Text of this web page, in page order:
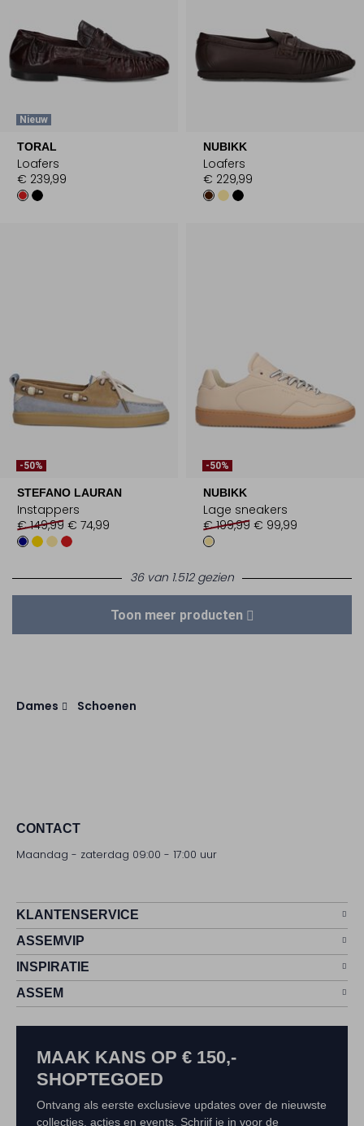
Nieuw
TORAL
Loafers
€ 239,99
NUBIKK
Loafers
€ 229,99
-50%
STEFANO LAURAN
Instappers
€ 149,99 € 74,99
-50%
NUBIKK
Lage sneakers
€ 199,99 € 99,99
36 van 1.512 gezien
Toon meer producten
Dames Schoenen
CONTACT
Maandag - zaterdag 09:00 - 17:00 uur
KLANTENSERVICE
ASSEMVIP
INSPIRATIE
ASSEM
MAAK KANS OP € 150,-
SHOPTEGOED
Ontvang als eerste exclusieve updates over de nieuwste
collecties, acties en events. Schrijf je in voor de